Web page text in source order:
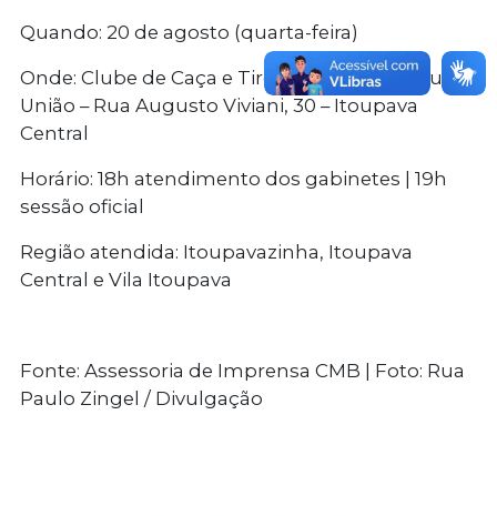
Quando: 20 de agosto (quarta-feira)
Onde: Clube de Caça e Tiro Esportivo e Cultural
União – Rua Augusto Viviani, 30 – Itoupava
Central
Horário: 18h atendimento dos gabinetes | 19h
sessão oficial
Região atendida: Itoupavazinha, Itoupava
Central e Vila Itoupava
Fonte: Assessoria de Imprensa CMB | Foto: Rua
Paulo Zingel / Divulgação